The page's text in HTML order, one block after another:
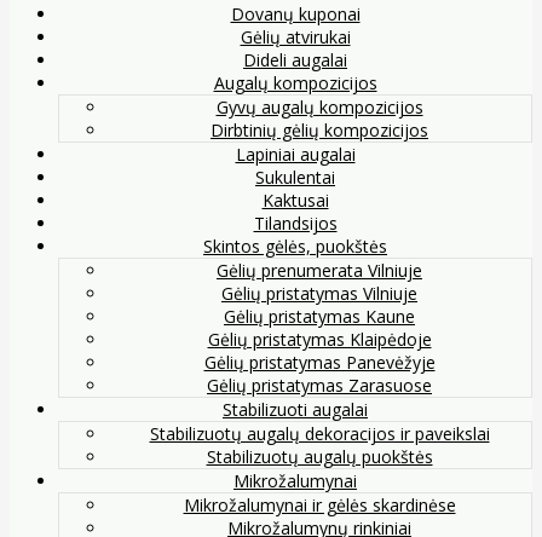
Dovanų kuponai
Gėlių atvirukai
Dideli augalai
Augalų kompozicijos
Gyvų augalų kompozicijos
Dirbtinių gėlių kompozicijos
Lapiniai augalai
Sukulentai
Kaktusai
Tilandsijos
Skintos gėlės, puokštės
Gėlių prenumerata Vilniuje
Gėlių pristatymas Vilniuje
Gėlių pristatymas Kaune
Gėlių pristatymas Klaipėdoje
Gėlių pristatymas Panevėžyje
Gėlių pristatymas Zarasuose
Stabilizuoti augalai
Stabilizuotų augalų dekoracijos ir paveikslai
Stabilizuotų augalų puokštės
Mikrožalumynai
Mikrožalumynai ir gėlės skardinėse
Mikrožalumynų rinkiniai